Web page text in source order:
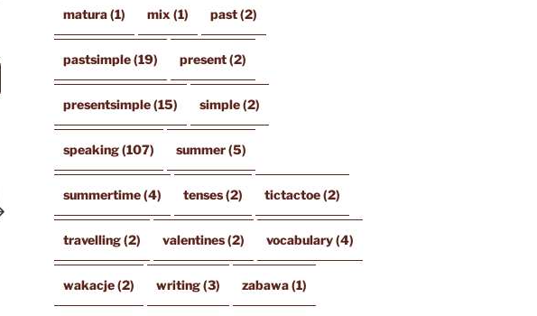
matura(1) mix(1) past(2)
pastsimple(19) present(2)
presentsimple(15) simple(2)
speaking(107) summer(5)
summertime(4) tenses(2) tictactoe(2)
travelling(2) valentines(2) vocabulary(4)
wakacje(2) writing(3) zabawa(1)